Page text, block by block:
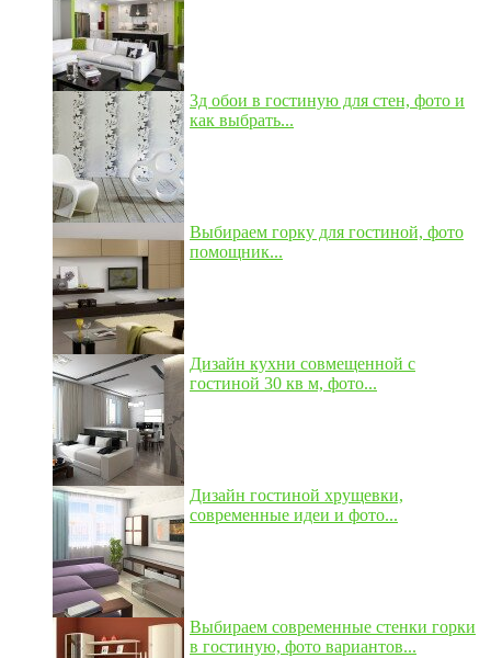
3д обои в гостиную для стен, фото и
как выбрать...
Выбираем горку для гостиной, фото
помощник...
Дизайн кухни совмещенной с
гостиной 30 кв м, фото...
Дизайн гостиной хрущевки,
современные идеи и фото...
Выбираем современные стенки горки
в гостиную, фото вариантов...